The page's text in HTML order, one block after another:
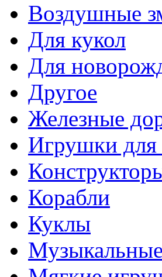
Воздушные
Для кукол
Для
Другое
Железные
Игрушки для
Корабли
Куклы